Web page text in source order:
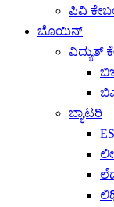
ಪಿವಿ
ಬೊಯಿನ್
ವಿದ್ಯುತ್
ಬ್ಯಾಟರಿ